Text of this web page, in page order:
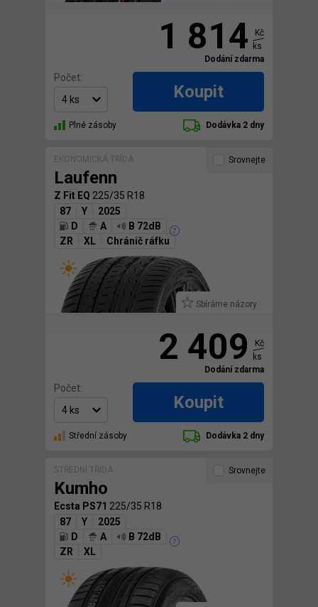
1 814
Kč
ks
Dodání zdarma
Počet:
Koupit
Plné zásoby Dodávka 2 dny
EKONOMICKÁ TŘÍDA
Laufenn
Z Fit EQ 225/35 R18
87
Y
2025
D
A
B 72dB
ZR
XL Chránič ráfku
Sbíráme názory.
Srovnejte
2 409
Kč
ks
Dodání zdarma
Počet:
Koupit
Střední zásoby Dodávka 2 dny
STŘEDNÍ TŘÍDA
Kumho
Ecsta PS71 225/35 R18
87
Y
2025
D
A
B 72dB
ZR
XL
Srovnejte